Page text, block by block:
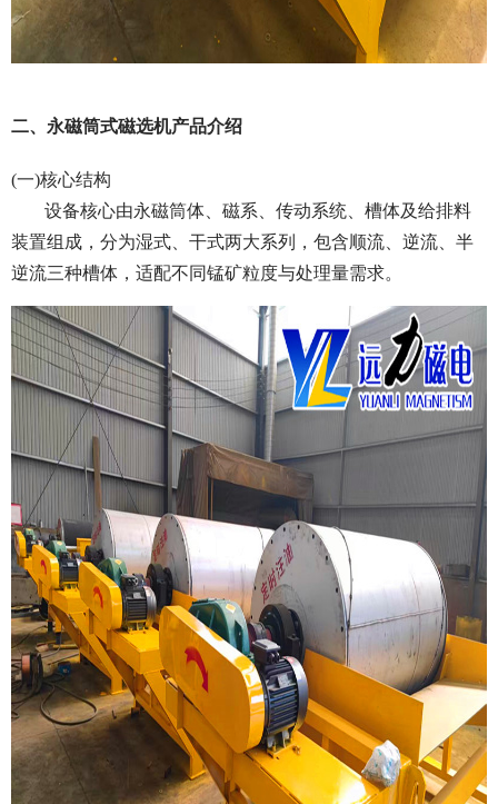
二、永磁筒式磁选机产品介绍
(一)核心结构
设备核心由永磁筒体、磁系、传动系统、槽体及给排料
装置组成，分为湿式、干式两大系列，包含顺流、逆流、半
逆流三种槽体，适配不同锰矿粒度与处理量需求。